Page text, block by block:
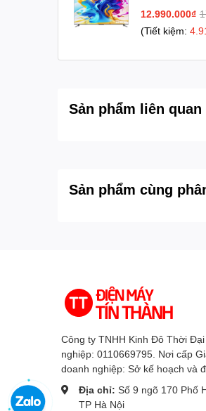
Hãy tưởng tượng bạn
hãng
12.990.000₫
(Tiết kiệm:
Sản phẩm liên quan
Sản phẩm cùng
Công ty TNHH Kinh Đô Thời
nghiệp: 0110669795. Nơi cấp
doanh nghiệp: Sở kế hoạch và
Địa chỉ: Số 9 ngõ 170 Phố
TP Hà Nội